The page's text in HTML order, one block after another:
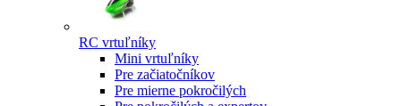
RC vrtuľníky
Mini vrtuľníky
Pre začiatočníkov
Pre mierne pokročilých